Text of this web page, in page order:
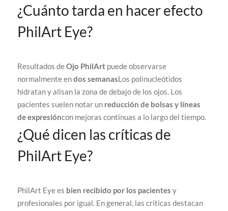
¿Cuánto tarda en hacer efecto
PhilArt Eye?
Resultados deOjo PhilArt puede observarse
normalmente endos semanasLos polinucleótidos
hidratan y alisan la zona de debajo de los ojos. Los
pacientes suelen notar un reducción de bolsas y líneas
de expresióncon mejoras continuas a lo largo del tiempo.
¿Qué dicen las críticas de
PhilArt Eye?
PhilArt Eye es bien recibido por los pacientes y
profesionales por igual. En general, las críticas destacan